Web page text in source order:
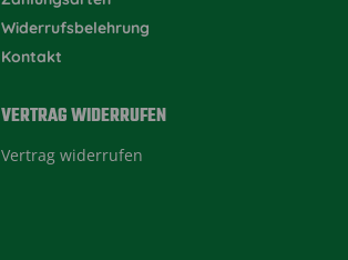
Widerrufsbelehrung
Kontakt
VERTRAG WIDERRUFEN
Vertrag widerrufen